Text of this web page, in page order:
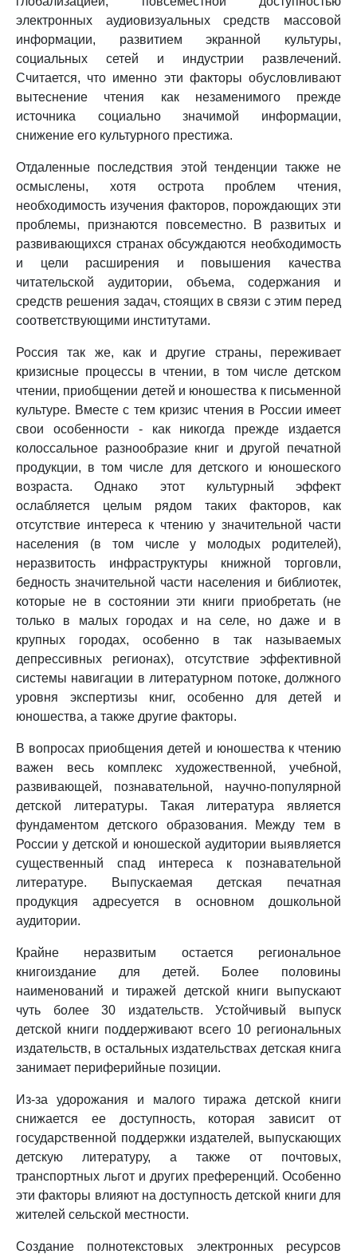
электронных аудиовизуальных средств массовой
информации, развитием экранной культуры,
социальных сетей и индустрии развлечений.
Считается, что именно эти факторы обусловливают
вытеснение чтения как незаменимого прежде
источника социально значимой информации,
снижение его культурного престижа.
Отдаленные последствия этой тенденции также не
осмыслены, хотя острота проблем чтения,
необходимость изучения факторов, порождающих эти
проблемы, признаются повсеместно. В развитых и
развивающихся странах обсуждаются необходимость
и цели расширения и повышения качества
читательской аудитории, объема, содержания и
средств решения задач, стоящих в связи с этим перед
соответствующими институтами.
Россия так же, как и другие страны, переживает
кризисные процессы в чтении, в том числе детском
чтении, приобщении детей и юношества к письменной
культуре. Вместе с тем кризис чтения в России имеет
свои особенности - как никогда прежде издается
колоссальное разнообразие книг и другой печатной
продукции, в том числе для детского и юношеского
возраста. Однако этот культурный эффект
ослабляется целым рядом таких факторов, как
отсутствие интереса к чтению у значительной части
населения (в том числе у молодых родителей),
неразвитость инфраструктуры книжной торговли,
бедность значительной части населения и библиотек,
которые не в состоянии эти книги приобретать (не
только в малых городах и на селе, но даже и в
крупных городах, особенно в так называемых
депрессивных регионах), отсутствие эффективной
системы навигации в литературном потоке, должного
уровня экспертизы книг, особенно для детей и
юношества, а также другие факторы.
В вопросах приобщения детей и юношества к чтению
важен весь комплекс художественной, учебной,
развивающей, познавательной, научно-популярной
детской литературы. Такая литература является
фундаментом детского образования. Между тем в
России у детской и юношеской аудитории выявляется
существенный спад интереса к познавательной
литературе. Выпускаемая детская печатная
продукция адресуется в основном дошкольной
аудитории.
Крайне неразвитым остается региональное
книгоиздание для детей. Более половины
наименований и тиражей детской книги выпускают
чуть более 30 издательств. Устойчивый выпуск
детской книги поддерживают всего 10 региональных
издательств, в остальных издательствах детская книга
занимает периферийные позиции.
Из-за удорожания и малого тиража детской книги
снижается ее доступность, которая зависит от
государственной поддержки издателей, выпускающих
детскую литературу, а также от почтовых,
транспортных льгот и других преференций. Особенно
эти факторы влияют на доступность детской книги для
жителей сельской местности.
Создание полнотекстовых электронных ресурсов